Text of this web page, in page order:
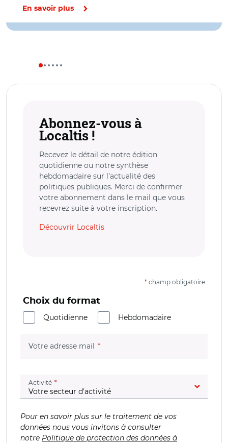
En savoir plus
Abonnez-vous à
Localtis !
Recevez le détail de notre édition
quotidienne ou notre synthèse
hebdomadaire sur l’actualité des
politiques publiques. Merci de confirmer
votre abonnement dans le mail que vous
recevrez suite à votre inscription.
Découvrir Localtis
* champ obligatoire
Choix du format
Quotidienne
Hebdomadaire
Votre adresse mail (champ obligatoire)
Activité (champ obligatoire)
Pour en savoir plus sur le traitement de vos
données nous vous invitons à consulter
notre Politique de protection des données à